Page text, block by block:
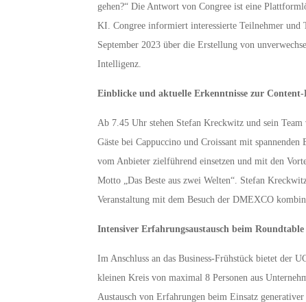
gehen?“ Die Antwort von Congree ist eine
KI. Congree informiert interessierte Teilnehmer und
September 2023 über die Erstellung von
Intelligenz.
Einblicke und aktuelle Erkenntnisse zur
Ab 7.45 Uhr stehen Stefan Kreckwitz und sein
Gäste bei Cappuccino und Croissant mit
vom Anbieter zielführend einsetzen und mit den
Motto „Das Beste aus zwei Welten“. Stefan
Veranstaltung mit dem Besuch der DMEXCO
Intensiver Erfahrungsaustausch beim Roundtable
Im Anschluss an das Business-Frühstück bietet der
kleinen Kreis von maximal 8 Personen aus
Austausch von Erfahrungen beim Einsatz